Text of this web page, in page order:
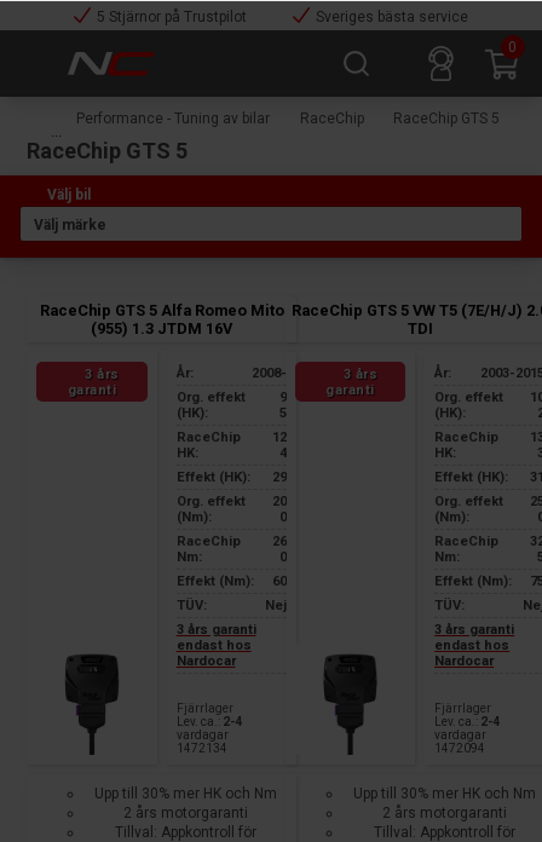
5 Stjärnor på Trustpilot
Sveriges bästa service
0
Performance - Tuning av bilar RaceChip RaceChip GTS 5
RaceChip GTS 5
RaceChip GTS 5 Alfa Romeo Mito
(955) 1.3 JTDM 16V
3 års
garanti
År:
2008-
Org. effekt
(HK):
9
5
RaceChip
HK:
12
4
Effekt (HK):
29
Org. effekt
(Nm):
20
0
RaceChip
Nm:
26
0
Effekt (Nm):
60
TÜV:
Nej
3 års garanti
endast hos
Nardocar
Fjärrlager
Lev. ca.:
2-4
vardagar
1472134
Upp till 30% mer HK och Nm
2 års motorgaranti
Tillval: Appkontroll för
RaceChip GTS 5 VW T5 (7E/H/J)
TDI
3 års
garanti
År:
2003-
Org. effekt
(HK):
RaceChip
HK:
Effekt (HK):
Org. effekt
(Nm):
RaceChip
Nm:
Effekt (Nm):
TÜV:
3 års garanti
endast hos
Nardocar
Fjärrlager
Lev. ca.: 2-4
vardagar
1472094
Upp till 30% mer HK och Nm
2 års motorgaranti
Tillval: Appkontroll för